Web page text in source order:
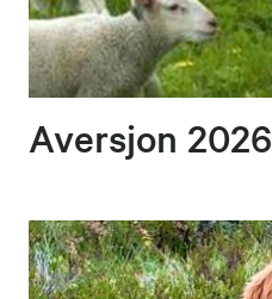
Aversjon 2026